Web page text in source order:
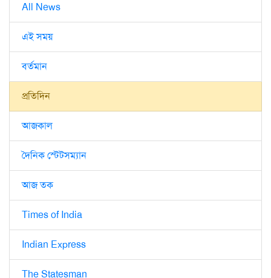
All News
এই সময়
বর্তমান
প্রতিদিন
আজকাল
দৈনিক স্টেটসম্যান
আজ তক
Times of India
Indian Express
The Statesman